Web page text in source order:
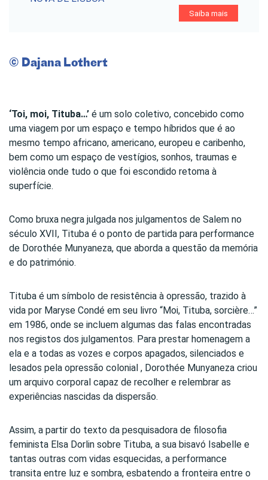
Saiba mais
© Dajana Lothert
‘Toi, moi, Tituba…’ é um solo coletivo, concebido como
uma viagem por um espaço e tempo híbridos que é ao
mesmo tempo africano, americano, europeu e caribenho,
bem como um espaço de vestígios, sonhos, traumas e
violência onde tudo o que foi escondido retoma à
superfície.
Como bruxa negra julgada nos julgamentos de Salem no
século XVII, Tituba é o ponto de partida para performance
de Dorothée Munyaneza, que aborda a questão da memória
e do património.
Tituba é um símbolo de resistência à opressão, trazido à
vida por Maryse Condé em seu livro “Moi, Tituba, sorcière…”
em 1986, onde se incluem algumas das falas encontradas
nos registos dos julgamentos. Para prestar homenagem a
ela e a todas as vozes e corpos apagados, silenciados e
lesados pela opressão colonial , Dorothée Munyaneza criou
um arquivo corporal capaz de recolher e relembrar as
experiências nascidas da dispersão.
Assim, a partir do texto da pesquisadora de filosofia
feminista Elsa Dorlin sobre Tituba, a sua bisavó Isabelle e
tantas outras com vidas esquecidas, a performance
transita entre luz e sombra, esbatendo a fronteira entre o